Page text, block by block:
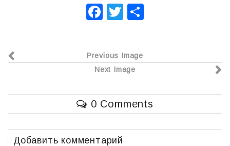
F
e
b
o
o
k
T
er р
в
и
т
Previous Image
Next Image
0 Comments
Добавить комментарий